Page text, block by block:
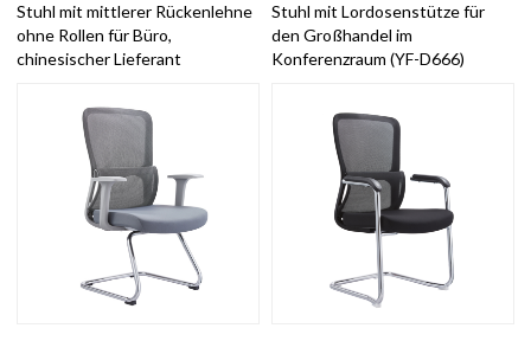
Stuhl mit mittlerer Rückenlehne
ohne Rollen für Büro,
chinesischer Lieferant
Stuhl mit Lordosenstütze für
den Großhandel im
Konferenzraum (YF-D666)